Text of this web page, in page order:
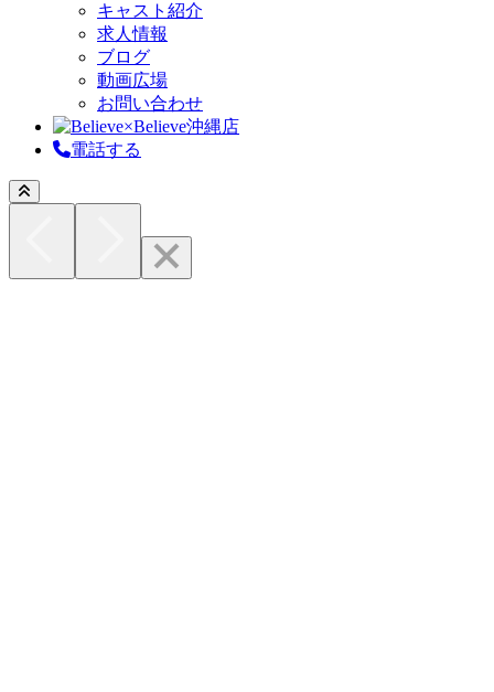
キャスト紹介
求人情報
ブログ
動画広場
お問い合わせ
電話する